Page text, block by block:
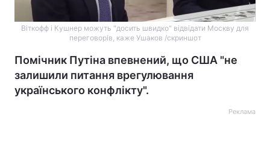
Віткофф і Кушнер можуть "досить швидко" відвідати Москву для
переговорів, каже Ушаков /скриншот
Помічник Путіна впевнений, що США "не
залишили питання врегулювання
українського конфлікту".
Реклама